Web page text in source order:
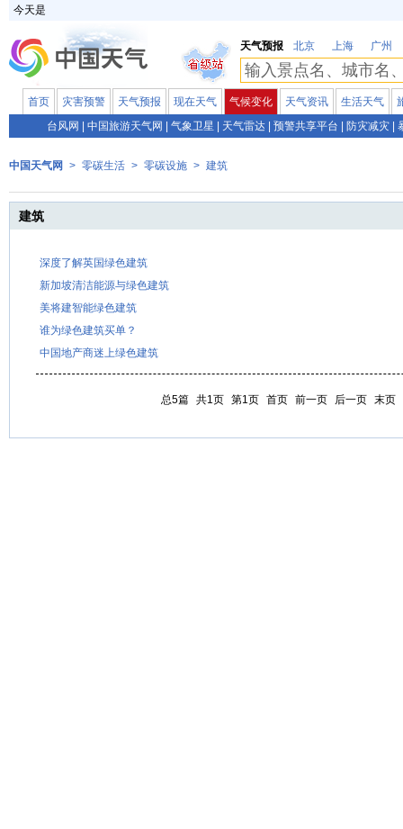
今天是
天气预报 北京 上海 广州
首页 灾害预警 天气预报 现在天气 气候变化 天气资讯 生活天气
台风网
中国旅游天气网 气象卫星 天气雷达 预警共享平台 防灾减灾
中国天气网 > 零碳生活 > 零碳设施 > 建筑
建筑
深度了解英国绿色建筑
新加坡清洁能源与绿色建筑
美将建智能绿色建筑
谁为绿色建筑买单？
中国地产商迷上绿色建筑
总5篇 共1页 第1页 首页 前一页 后一页 末页